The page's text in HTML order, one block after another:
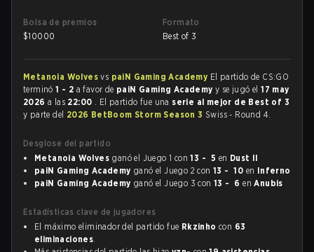
Bolsa de premios
$10000
Formato
Best of 3
Metanoia Wolvesvs paiN Gaming Academy El partido de CS:GO
terminó1 - 2 a favor de paiN Gaming Academyy se jugó el17 may
2026 a las 22:00 . El partido fue una serie al mejor de Best of 3
y parte del 2026 BetBoom Storm Season 3 Swiss - Round 4.
Desglose del partido
Metanoia Wolves ganó el Juego 1 con13 - 5 en Dust II
paiN Gaming Academy ganó el Juego 2 con13 - 10 en Inferno
paiN Gaming Academy ganó el Juego 3 con13 - 6 enAnubis
Estadísticas clave de jugadores
El máximo eliminador del partido fue Rkzinho con 63
eliminaciones.